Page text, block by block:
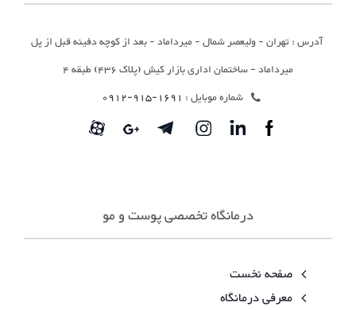
آدرس : تهران - ولیعصر شمال - میرداماد - بعد از کوچه دفینه قبل از پل
میرداماد - ساختمان اداری بازار کیش (پلاک 436) طبقه 4
شماره موبایل : 1691-915-0912
درمانگاه تخصصی پوست و مو
صفحه نخست
معرفی درمانگاه